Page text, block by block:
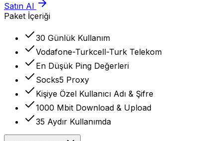
Satın Al
Paket İçeriği
30 Günlük Kullanım
Vodafone-Turkcell-Turk Telekom
En Düşük Ping Değerleri
Socks5 Proxy
Kişiye Özel Kullanıcı Adı & Şifre
1000 Mbit Download & Upload
35 Aydır Kullanımda